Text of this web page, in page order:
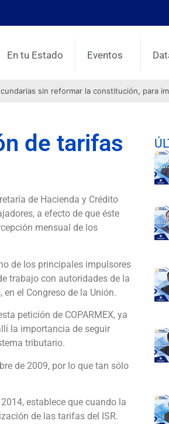
En tu Estado Eventos
sin reformar la constitución, para
de tarifas
de Hacienda y Crédito
a efecto de que éste
mensual de los
de los principales impulsores
trabajo con autoridades de la
el Congreso de la Unión.
petición de COPARMEX, ya
la importancia de seguir
tributario.
de 2009, por lo que tan sólo
establece que cuando la
de las tarifas del ISR.